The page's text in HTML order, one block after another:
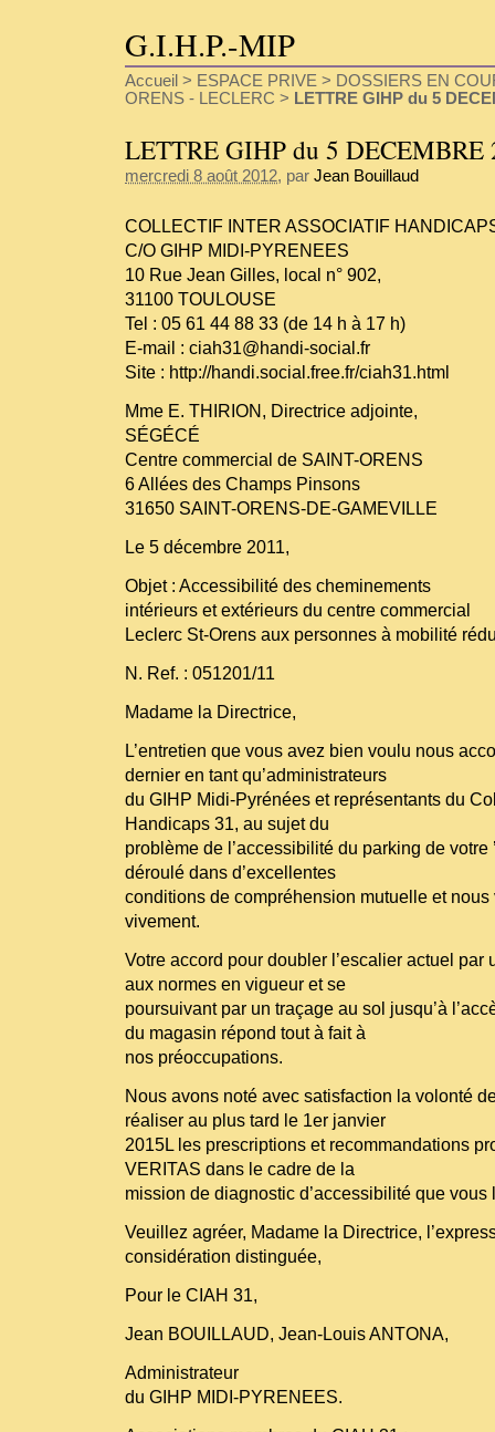
G.I.H.P.-MIP
Accueil > ESPACE PRIVE > DOSSIERS EN
ORENS - LECLERC > LETTRE GIHP du 5
LETTRE GIHP du 5 DECEMBRE
mercredi 8 août 2012, par Jean Bouillaud
COLLECTIF INTER ASSOCIATIF
C/O GIHP MIDI-PYRENEES
10 Rue Jean Gilles, local n° 902,
31100 TOULOUSE
Tel : 05 61 44 88 33 (de 14 h à 17 h)
E-mail : ciah31@handi-social.fr
Site : http://handi.social.free.fr/ciah31.html
Mme E. THIRION, Directrice adjointe,
SÉGÉCÉ
Centre commercial de SAINT-ORENS
6 Allées des Champs Pinsons
31650 SAINT-ORENS-DE-GAMEVILLE
Le 5 décembre 2011,
Objet : Accessibilité des cheminements
intérieurs et extérieurs du centre commercial
Leclerc St-Orens aux personnes à mobilité
N. Ref. : 051201/11
Madame la Directrice,
L’entretien que vous avez bien voulu nous
dernier en tant qu’administrateurs
du GIHP Midi-Pyrénées et représentants du
Handicaps 31, au sujet du
problème de l’accessibilité du parking de votre
déroulé dans d’excellentes
conditions de compréhension mutuelle et
vivement.
Votre accord pour doubler l’escalier actuel par
aux normes en vigueur et se
poursuivant par un traçage au sol jusqu’à
du magasin répond tout à fait à
nos préoccupations.
Nous avons noté avec satisfaction la volonté
réaliser au plus tard le 1er janvier
2015L les prescriptions et recommandations
VERITAS dans le cadre de la
mission de diagnostic d’accessibilité que vous
Veuillez agréer, Madame la Directrice,
considération distinguée,
Pour le CIAH 31,
Jean BOUILLAUD, Jean-Louis ANTONA,
Administrateur
du GIHP MIDI-PYRENEES.